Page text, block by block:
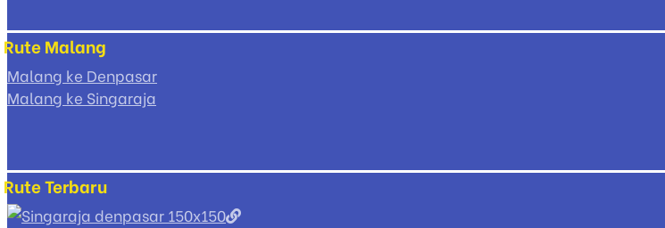
Rute Malang
Malang ke Denpasar
Malang ke Singaraja
Rute Terbaru